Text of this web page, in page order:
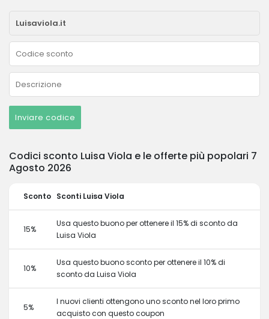
Inviare codice
Codici sconto Luisa Viola e le offerte più popolari 7
Agosto 2026
Sconto Sconti Luisa Viola
15%
Usa questo buono per ottenere il 15% di sconto da
Luisa Viola
10%
Usa questo buono sconto per ottenere il 10% di
sconto da Luisa Viola
5%
I nuovi clienti ottengono uno sconto nel loro primo
acquisto con questo coupon